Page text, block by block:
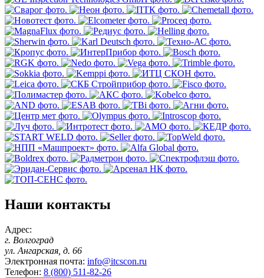
Наши контакты
Адрес:
г. Волгоград
ул. Ангарская, д. 66
Электронная почта: info@itcscon.ru
Телефон: 8 (800) 511-82-26